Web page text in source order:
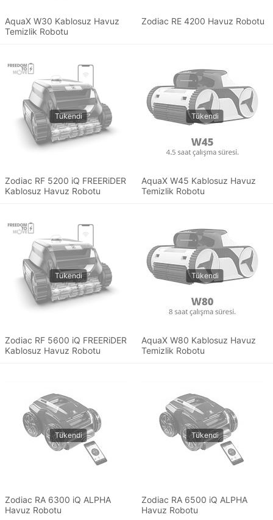
AquaX W30 Kablosuz Havuz
Temizlik Robotu
Zodiac RE 4200 Havuz Robotu
Zodiac RF 5200 iQ FREERiDER
Kablosuz Havuz Robotu
AquaX W45 Kablosuz Havuz
Temizlik Robotu
Zodiac RF 5600 iQ FREERiDER
Kablosuz Havuz Robotu
AquaX W80 Kablosuz Havuz
Temizlik Robotu
Zodiac RA 6300 iQ ALPHA
Havuz Robotu
Zodiac RA 6500 iQ ALPHA
Havuz Robotu